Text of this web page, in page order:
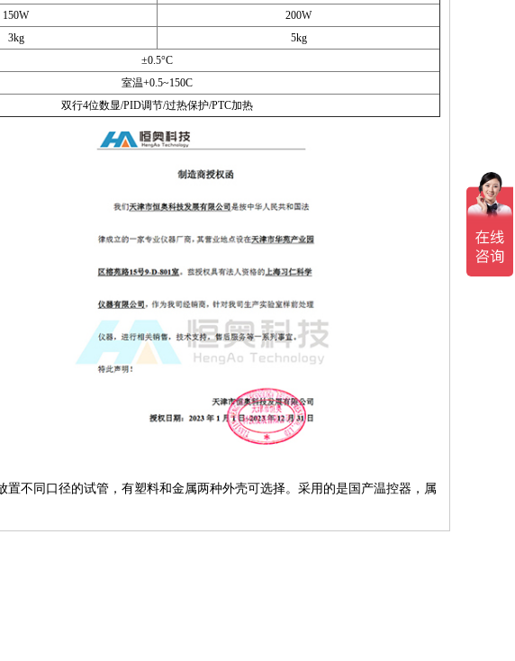
150W
200W
3kg
5kg
±0.5°C
室温+0.5~150C
双行4位数显/PID调节/过热保护/PTC加热
不同口径的试管，有塑料和金属两种外壳可选择。采用的是国产温控器，属